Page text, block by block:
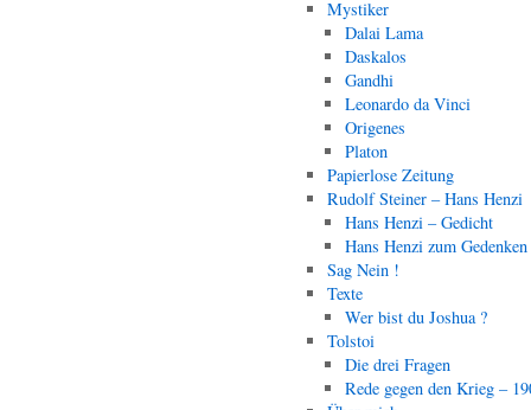
Mystiker
Dalai Lama
Daskalos
Gandhi
Leonardo da Vinci
Origenes
Platon
Papierlose Zeitung
Rudolf Steiner – Hans Henzi
Hans Henzi – Gedicht
Hans Henzi zum Gedenken
Sag Nein !
Texte
Wer bist du Joshua ?
Tolstoi
Die drei Fragen
Rede gegen den Krieg –